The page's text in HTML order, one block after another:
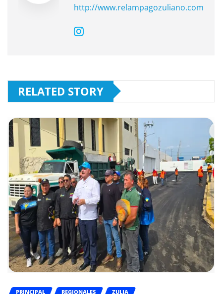
http://www.relampagozuliano.com
RELATED STORY
PRINCIPAL REGIONALES ZULIA